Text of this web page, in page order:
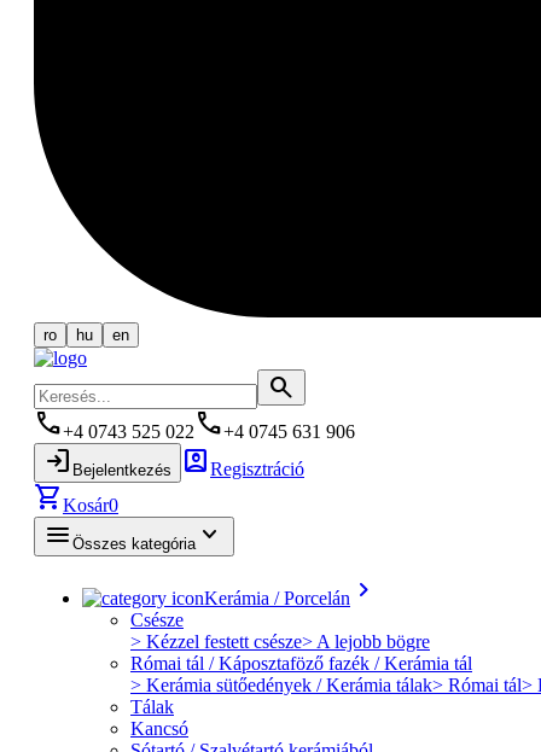
ro hu en
search
phone+4 0743 525 022 phone+4 0745 631 906
login Bejelentkezés account_boxRegisztráció
shopping_cartKosár0
menu Összes kategória keyboard_arrow_down
Kerámia / Porcelán keyboard_arrow_right
Csésze
> Kézzel festett csésze> A lejobb bögre
Római tál / Káposztaföző fazék / Kerámia tál
> Kerámia sütőedények / Kerámia tálak> Római tál>
Tálak
Kancsó